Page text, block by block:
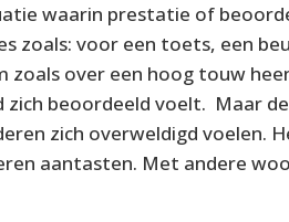
waarin prestatie of
zoals: voor een toets, een
over een hoog touw
beoordeeld voelt. Maar
zich overweldigd voelen.
aantasten. Met andere